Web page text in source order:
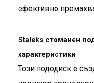
ефективно
Staleks стоманен
характеристики
Този пододиск е